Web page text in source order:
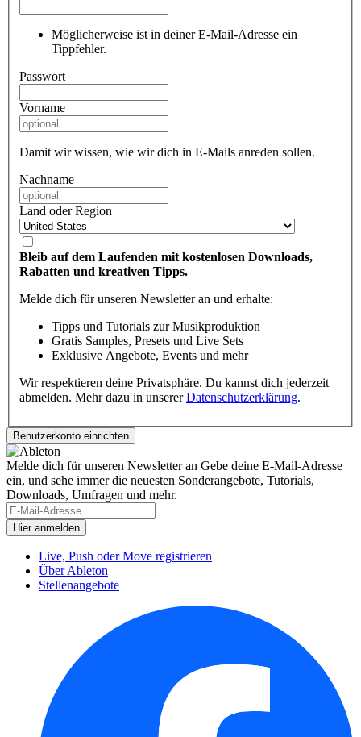
Möglicherweise ist in deiner E-Mail-Adresse ein
Tippfehler.
Passwort
Vorname
Damit wir wissen, wie wir dich in E-Mails anreden sollen.
Nachname
Land oder Region
Bleib auf dem Laufenden mit kostenlosen Downloads,
Rabatten und kreativen Tipps.
Melde dich für unseren Newsletter an und erhalte:
Tipps und Tutorials zur Musikproduktion
Gratis Samples, Presets und Live Sets
Exklusive Angebote, Events und mehr
Wir respektieren deine Privatsphäre. Du kannst dich jederzeit
abmelden. Mehr dazu in unsererDatenschutzerklärung.
Melde dich für unseren Newsletter an Gebe deine E-Mail-Adresse
ein, und sehe immer die neuesten Sonderangebote, Tutorials,
Downloads, Umfragen und mehr.
Live, Push oder Move registrieren
Über Ableton
Stellenangebote